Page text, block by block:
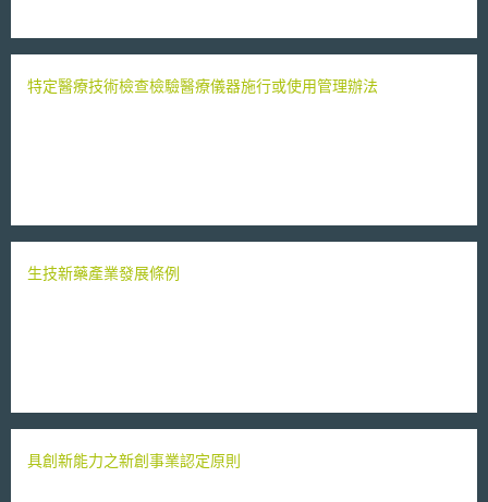
特定醫療技術檢查檢驗醫療儀器施行或使用管理辦法
生技新藥產業發展條例
具創新能力之新創事業認定原則